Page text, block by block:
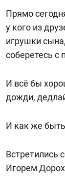
Прямо
у кого из
игрушки
соберетесь с
И всё бы
дожди,
И как же
Встретились
Игорем